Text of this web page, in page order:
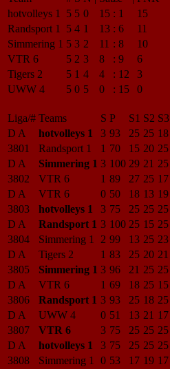
hotvolleys 1
5 5 0 15 : 1
15
Randsport 1
5 4 1 13 : 6
11
Simmering 1 5 3 2 11 : 8
10
VTR 6
5 2 3 8 : 9
6
Tigers 2
5 1 4 4 : 12
3
UWW 4
5 0 5 0 : 15 0
Liga/# Teams S P S1 S2 S3
D A
hotvolleys 1 3 93 25 25 18
3801
Randsport 1 1 70 15 20 25
D A
Simmering 1 3 100 29 21 25
3802
VTR 6 1 89 27 25 17
D A
VTR 6 0 50 18 13 19
3803
hotvolleys 1 3 75 25 25 25
D A
Randsport 1 3 100 25 15 25
3804
Simmering 1 2 99 13 25 23
D A
Tigers 2 1 83 25 20 21
3805
Simmering 1 3 96 21 25 25
D A
VTR 6 1 69 18 25 15
3806
Randsport 1 3 93 25 18 25
D A
UWW 4 0 51 13 21 17
3807
VTR 6 3 75 25 25 25
D A
hotvolleys 1 3 75 25 25 25
3808
Simmering 1 0 53 17 19 17